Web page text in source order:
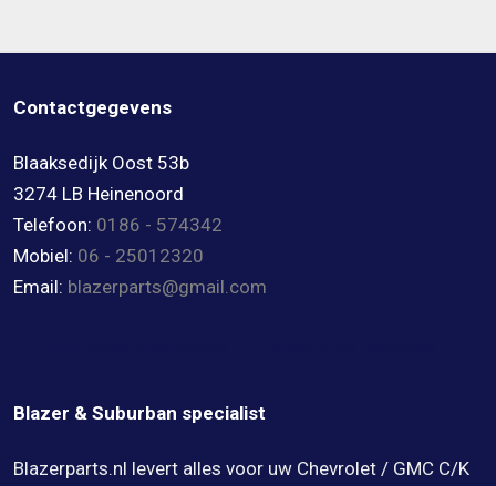
Contactgegevens
Blaaksedijk Oost 53b
3274 LB Heinenoord
Telefoon: 0186 - 574342
Mobiel: 06 - 25012320
Email: blazerparts@gmail.com
Blazer & Suburban specialist
Blazerparts.nl levert alles voor uw Chevrolet / GMC C/K